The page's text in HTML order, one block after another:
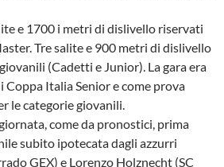
e 1700 i metri di dislivello riservati
Tre salite e 900 metri di dislivello
(Cadetti e Junior). La gara era
Coppa Italia Senior e come prova
le categorie giovanili.
come da pronostici, prima
subito ipotecata dagli azzurri
GEX) e Lorenzo Holznecht (SC